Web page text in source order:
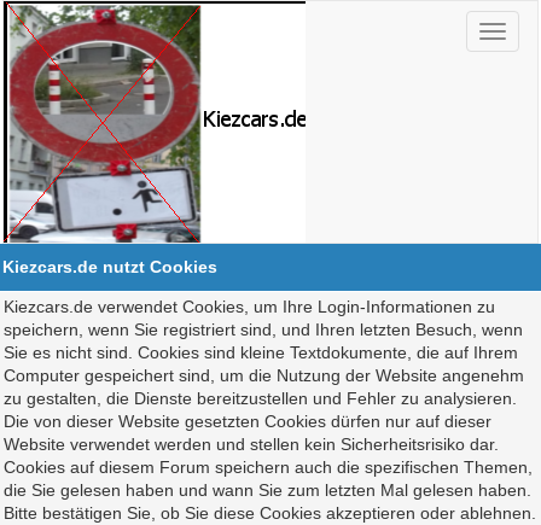
Kiezcars.de nutzt Cookies
Kiezcars.de verwendet Cookies, um Ihre Login-Informationen zu
speichern, wenn Sie registriert sind, und Ihren letzten Besuch, wenn
Sie es nicht sind. Cookies sind kleine Textdokumente, die auf Ihrem
Computer gespeichert sind, um die Nutzung der Website angenehm
zu gestalten, die Dienste bereitzustellen und Fehler zu analysieren.
Die von dieser Website gesetzten Cookies dürfen nur auf dieser
Website verwendet werden und stellen kein Sicherheitsrisiko dar.
Cookies auf diesem Forum speichern auch die spezifischen Themen,
die Sie gelesen haben und wann Sie zum letzten Mal gelesen haben.
Bitte bestätigen Sie, ob Sie diese Cookies akzeptieren oder ablehnen.